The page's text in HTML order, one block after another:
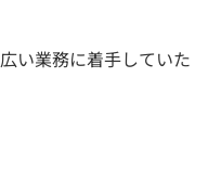
い業務に着手していた